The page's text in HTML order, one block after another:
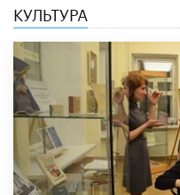
КУЛЬТУРА